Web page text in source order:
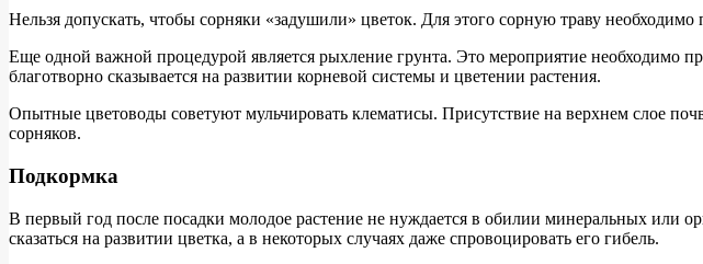
Нельзя допускать, чтобы сорняки «задушили» цветок. Для этого сорную траву необходимо
Еще одной важной процедурой является рыхление грунта. Это мероприятие необходимо
благотворно сказывается на развитии корневой системы и цветении растения.
Опытные цветоводы советуют мульчировать клематисы. Присутствие на верхнем слое
сорняков.
Подкормка
В первый год после посадки молодое растение не нуждается в обилии минеральных
сказаться на развитии цветка, а в некоторых случаях даже спровоцировать его гибель.